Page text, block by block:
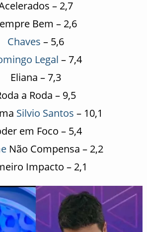
– 2,7
Bem – 2,6
Chaves – 5,6
Legal – 7,4
Eliana – 7,3
a Roda – 9,5
Silvio Santos – 10,1
em Foco – 5,4
Não Compensa – 2,2
Impacto – 2,1